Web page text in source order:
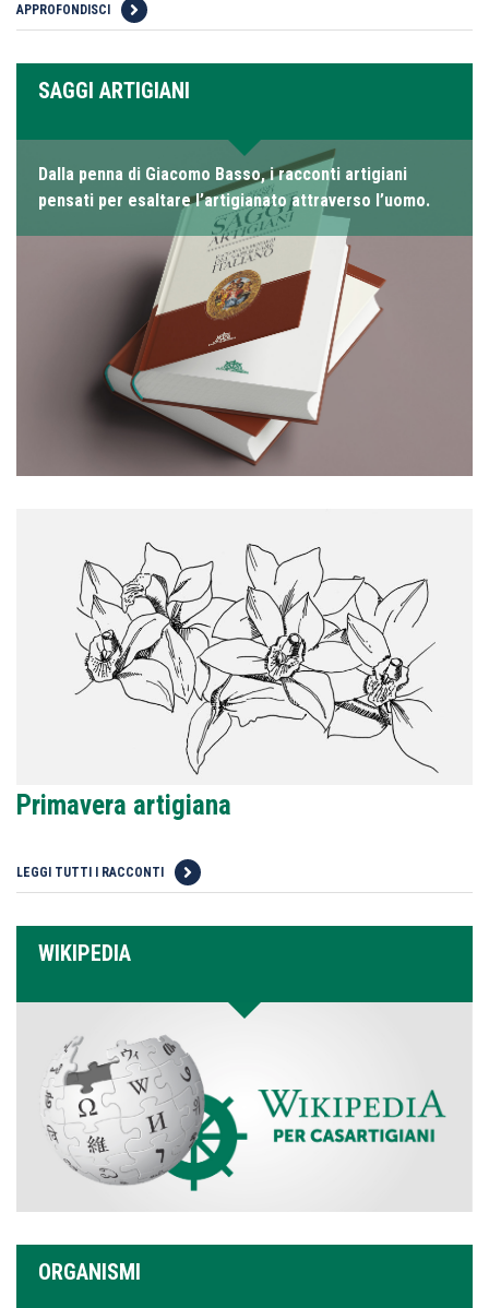
APPROFONDISCI
SAGGI ARTIGIANI
Dalla penna di Giacomo Basso, i racconti artigiani
pensati per esaltare l’artigianato attraverso l’uomo.
Primavera artigiana
LEGGI TUTTI I RACCONTI
WIKIPEDIA
ORGANISMI